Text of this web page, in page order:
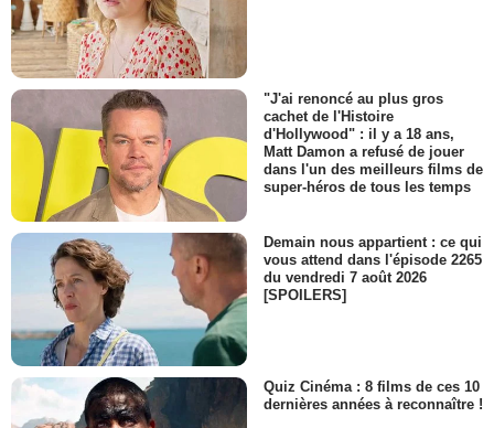
"J'ai renoncé au plus gros
cachet de l'Histoire
d'Hollywood" : il y a 18 ans,
Matt Damon a refusé de jouer
dans l'un des meilleurs films de
super-héros de tous les temps
Demain nous appartient : ce qui
vous attend dans l'épisode 2265
du vendredi 7 août 2026
[SPOILERS]
Quiz Cinéma : 8 films de ces 10
dernières années à reconnaître !